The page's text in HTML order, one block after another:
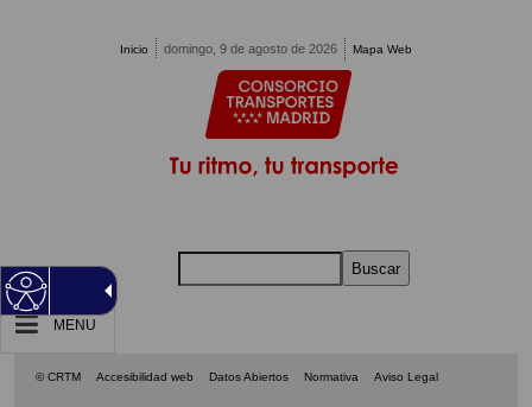
Inicio domingo, 9 de agosto de 2026 Mapa Web
Buscar
MENU
© CRTM Accesibilidad web Datos Abiertos Normativa Aviso Legal